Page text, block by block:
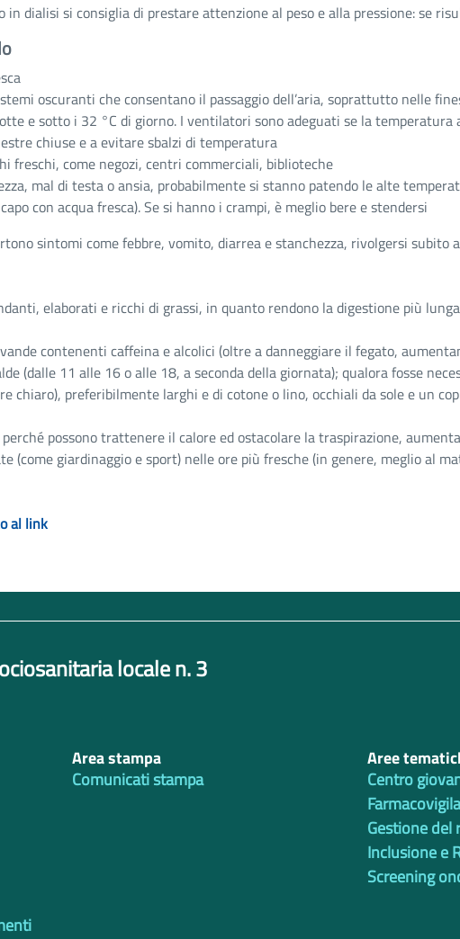
in dialisi si consiglia di prestare attenzione al peso e alla pressione: se
oscuranti che consentano il passaggio dell’aria, soprattutto nelle
e sotto i 32 °C di giorno. I ventilatori sono adeguati se la
chiuse e a evitare sbalzi di temperatura
freschi, come negozi, centri commerciali, biblioteche
mal di testa o ansia, probabilmente si stanno patendo le alte
con acqua fresca). Se si hanno i crampi, è meglio bere e stendersi
sintomi come febbre, vomito, diarrea e stanchezza, rivolgersi subito
elaborati e ricchi di grassi, in quanto rendono la digestione più
contenenti caffeina e alcolici (oltre a danneggiare il fegato,
(dalle 11 alle 16 o alle 18, a seconda della giornata); qualora fosse
chiaro), preferibilmente larghi e di cotone o lino, occhiali da sole e un
possono trattenere il calore ed ostacolare la traspirazione,
(come giardinaggio e sport) nelle ore più fresche (in genere, meglio al
al link
locale n. 3
Area stampa
Comunicati stampa
Aree
Centro
Gestione del
Inclusione e
Screening